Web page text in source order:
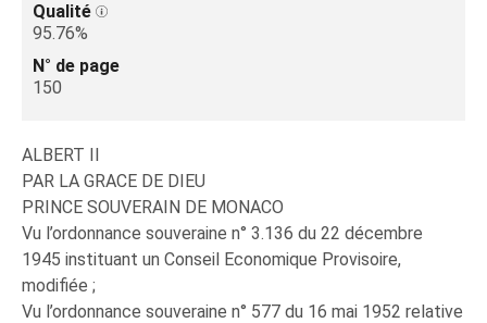
Qualité
95.76%
N° de page
150
ALBERT II
PAR LA GRACE DE DIEU
PRINCE SOUVERAIN DE MONACO
Vu l’ordonnance souveraine n° 3.136 du 22 décembre
1945 instituant un Conseil Economique Provisoire,
modifiée ;
Vu l’ordonnance souveraine n° 577 du 16 mai 1952 relative